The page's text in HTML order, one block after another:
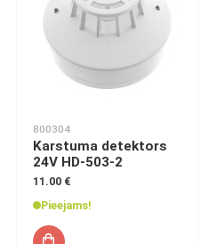
800304
Karstuma detektors
24V HD-503-2
11.00 €
Pieejams!